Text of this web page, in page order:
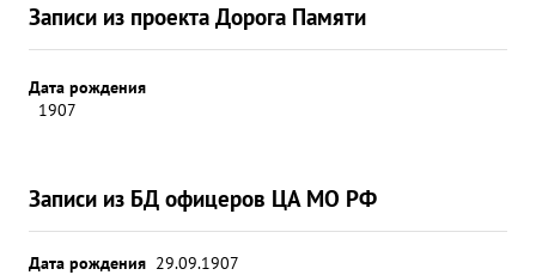
Записи из проекта Дорога Памяти
Дата рождения
1907
Записи из БД офицеров ЦА МО РФ
Дата рождения 29.09.1907